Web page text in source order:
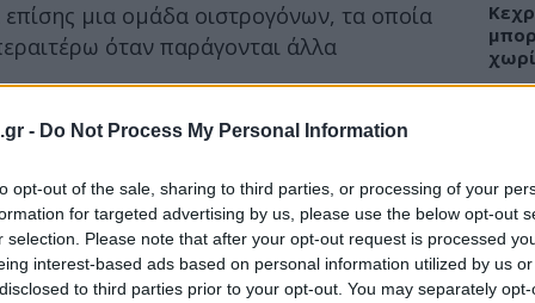
- Do Not Process My Personal Information
opt-out of the sale, sharing to third parties, or processing of your
for targeted advertising by us, please use the below opt-out
selection. Please note that after your opt-out request is processed
interest-based ads based on personal information utilized by us
to third parties prior to your opt-out. You may separately
μια ομάδα οιστρογόνων, τα οποία
όταν παράγονται άλλα
φορές μεγαλύτερη συγκέντρωση σε
συγκέντρωση στο βούτυρο.
ορμόνες στη διατροφή μας, περίπου τα
θηλυκών ορμονών προέρχονται από
να κατανέμονται ομοιόμορφα μεταξύ